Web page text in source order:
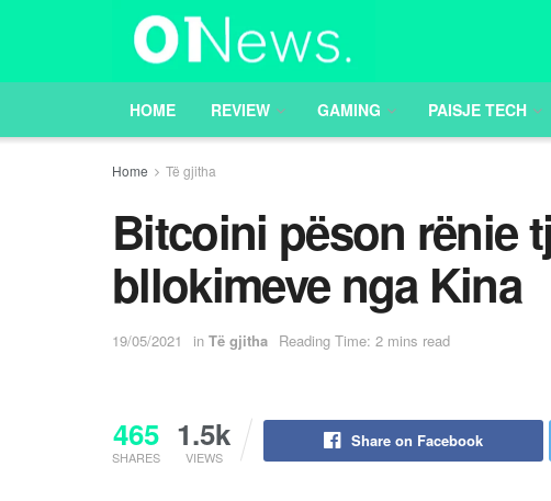
HOME REVIEW GAMING PAISJE TECH
Home Të gjitha
Bitcoini pëson rënie
bllokimeve nga Kina
19/05/2021 in Të gjitha Reading Time: 2 mins read
465
SHARES
1.5k
VIEWS
Share on Facebook